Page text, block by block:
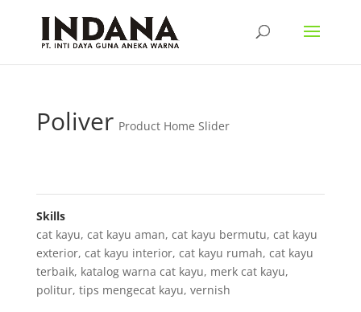
Poliver Product Home Slider
Skills
cat kayu, cat kayu aman, cat kayu bermutu, cat kayu
exterior, cat kayu interior, cat kayu rumah, cat kayu
terbaik, katalog warna cat kayu, merk cat kayu,
politur, tips mengecat kayu, vernish